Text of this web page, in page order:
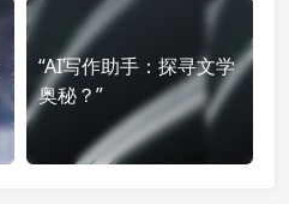
“AI写作助手：探寻文学
奥秘？”